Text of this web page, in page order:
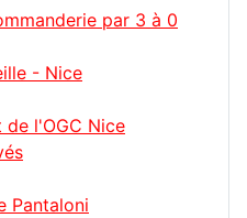
par 3 à 0
- Nice
de l'OGC Nice
Pantaloni